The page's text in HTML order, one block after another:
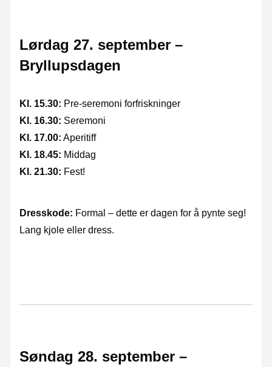
Lørdag 27. september –
Bryllupsdagen
Kl. 15.30: Pre-seremoni forfriskninger
Kl. 16.30: Seremoni
Kl. 17.00: Aperitiff
Kl. 18.45: Middag
Kl. 21.30: Fest!
Dresskode: Formal – dette er dagen for å pynte seg!
Lang kjole eller dress.
Søndag 28. september –